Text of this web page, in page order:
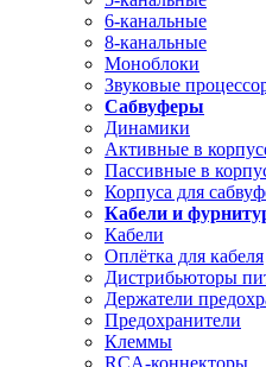
6-канальные
8-канальные
Моноблоки
Звуковые
Сабвуферы
Динамики
Активные в
Пассивные в
Корпуса для
Кабели и
Кабели
Оплётка для кабеля
Дистрибьюторы
Держатели
Предохранители
Клеммы
RCA-коннекторы